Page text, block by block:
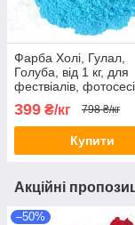
Фарба Холі, Гулал,
Голуба, від 1 кг, для
фествіалів,
дитячих свят Фарби
399 ₴/кг 798 ₴/кг
Купити
Акційні
–50%